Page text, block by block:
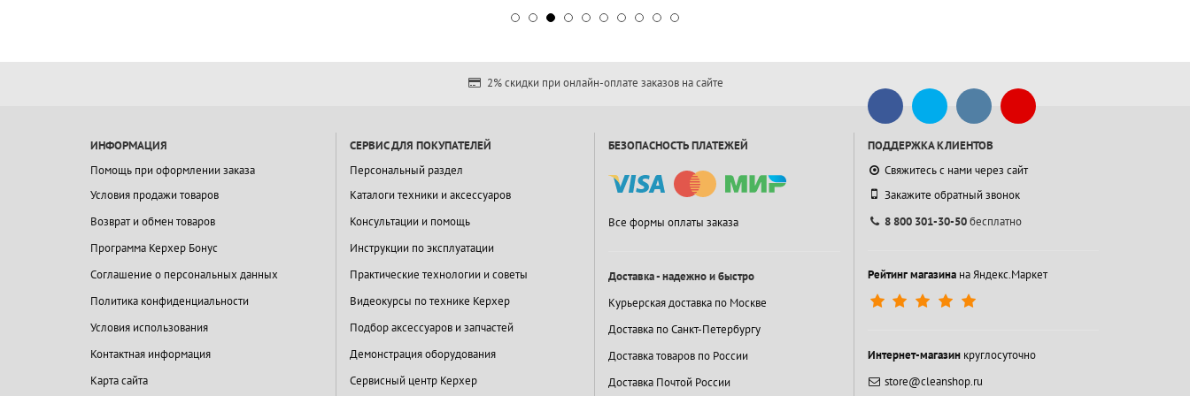
2% скидки при онлайн-оплате заказов на сайте
ИНФОРМАЦИЯ
Помощь при оформлении заказа
Условия продажи товаров
Возврат и обмен товаров
Программа Керхер Бонус
Соглашение о персональных данных
Политика конфиденциальности
Условия использования
Контактная информация
Карта сайта
СЕРВИС ДЛЯ ПОКУПАТЕЛЕЙ
Персональный раздел
Каталоги техники и аксессуаров
Консультации и помощь
Инструкции по эксплуатации
Практические технологии и советы
Видеокурсы по технике Керхер
Подбор аксессуаров и запчастей
Демонстрация оборудования
Сервисный центр Керхер
БЕЗОПАСНОСТЬ ПЛАТЕЖЕЙ
Все формы оплаты заказа
Доставка - надежно и быстро
Курьерская доставка по Москве
Доставка по Санкт-Петербургу
Доставка товаров по России
Доставка Почтой России
ПОДДЕРЖКА КЛИЕНТОВ
Свяжитесь с нами через сайт
Закажите обратный звонок
8 800 301-30-50бесплатно
Рейтинг магазинана Яндекс.Маркет
Интернет-магазинкруглосуточно
store@cleanshop.ru